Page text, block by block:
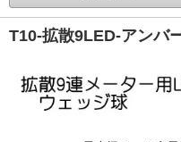
T10-拡散9LED-アンバ